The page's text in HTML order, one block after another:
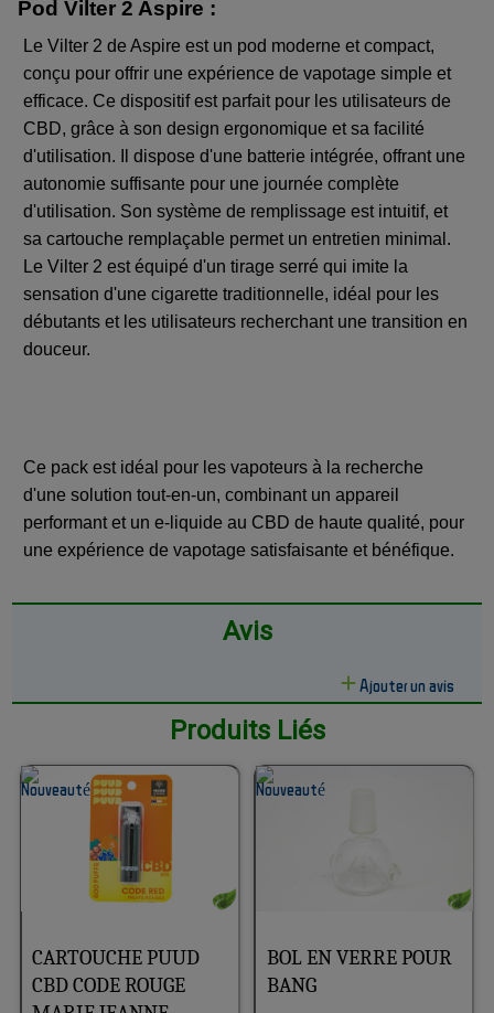
Pod Vilter 2 Aspire :
Le Vilter 2 de Aspire est un pod moderne et compact,
conçu pour offrir une expérience de vapotage simple et
efficace. Ce dispositif est parfait pour les utilisateurs de
CBD, grâce à son design ergonomique et sa facilité
d'utilisation. Il dispose d'une batterie intégrée, offrant une
autonomie suffisante pour une journée complète
d'utilisation. Son système de remplissage est intuitif, et
sa cartouche remplaçable permet un entretien minimal.
Le Vilter 2 est équipé d'un tirage serré qui imite la
sensation d'une cigarette traditionnelle, idéal pour les
débutants et les utilisateurs recherchant une transition en
douceur.
Ce pack est idéal pour les vapoteurs à la recherche
d'une solution tout-en-un, combinant un appareil
performant et un e-liquide au CBD de haute qualité, pour
une expérience de vapotage satisfaisante et bénéfique.
Avis
Ajouter un avis
Produits Liés
CARTOUCHE PUUD
CBD CODE ROUGE
BOL EN VERRE POUR
BANG